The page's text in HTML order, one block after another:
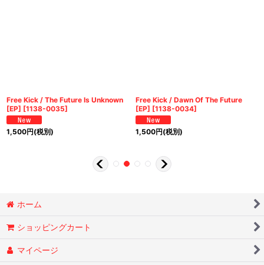
Free Kick / The Future Is Unknown
[EP] [1138-0035]
1,500円(税別)
Free Kick / Dawn Of The Future
[EP] [1138-0034]
1,500円(税別)
ホーム
ショッピングカート
マイページ